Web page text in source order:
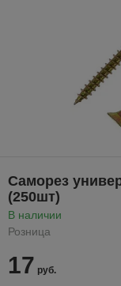
Саморез
(250шт)
В наличии
Розница
17 руб.